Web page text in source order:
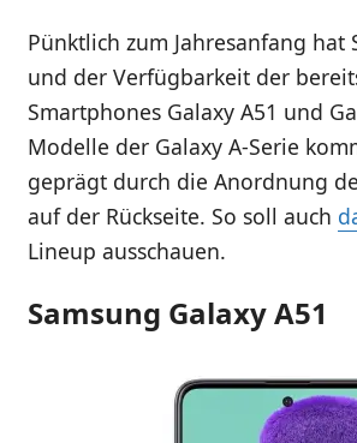
Pünktlich zum Jahresanfang
und der Verfügbarkeit der
Smartphones Galaxy A51 und
Modelle der Galaxy A-Serie
geprägt durch die Anordnung
auf der Rückseite. So soll auch
Lineup ausschauen.
Samsung Galaxy A51